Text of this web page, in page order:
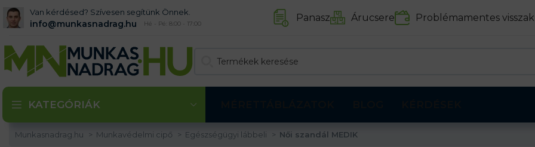
Van kérdésed? Szívesen segítünk Önnek.
info@munkasnadrag.hu Hé - Pé: 8:00 - 17:00 Panasz Árucsere Problémamentes
KATEGÓRIÁK
Munkasnadrag.hu Munkavédelmi cipő Egészségügyi lábbeli Női szandál MEDIK